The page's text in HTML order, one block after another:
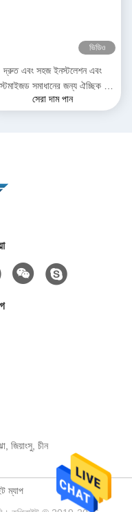
ভিডিও
দ্রুত এবং সহজ ইনস্টলেশন এবং
সমাধানের জন্য ঐচ্ছিক হল
সেন্সর সৌর প্যানেল স্লিভিং ড্রাইভ
সেরা দাম পান
জিয়াংসু, চীন
ম্যাপ